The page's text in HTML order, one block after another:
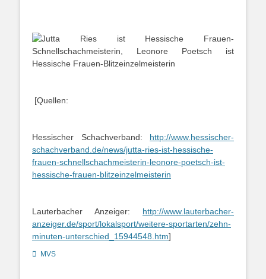
[Quellen:
Hessischer Schachverband: http://www.hessischer-
schachverband.de/news/jutta-ries-ist-hessische-
frauen-schnellschachmeisterin-leonore-poetsch-ist-
hessische-frauen-blitzeinzelmeisterin
Lauterbacher Anzeiger: http://www.lauterbacher-
anzeiger.de/sport/lokalsport/weitere-sportarten/zehn-
minuten-unterschied_15944548.htm]
Kategorien
MVS